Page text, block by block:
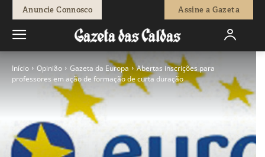
Anuncie Connosco Assine a Gazeta
Início Opinião Gazeta da Europa
Abertas inscrições para
professores em ação de formação de curta duração